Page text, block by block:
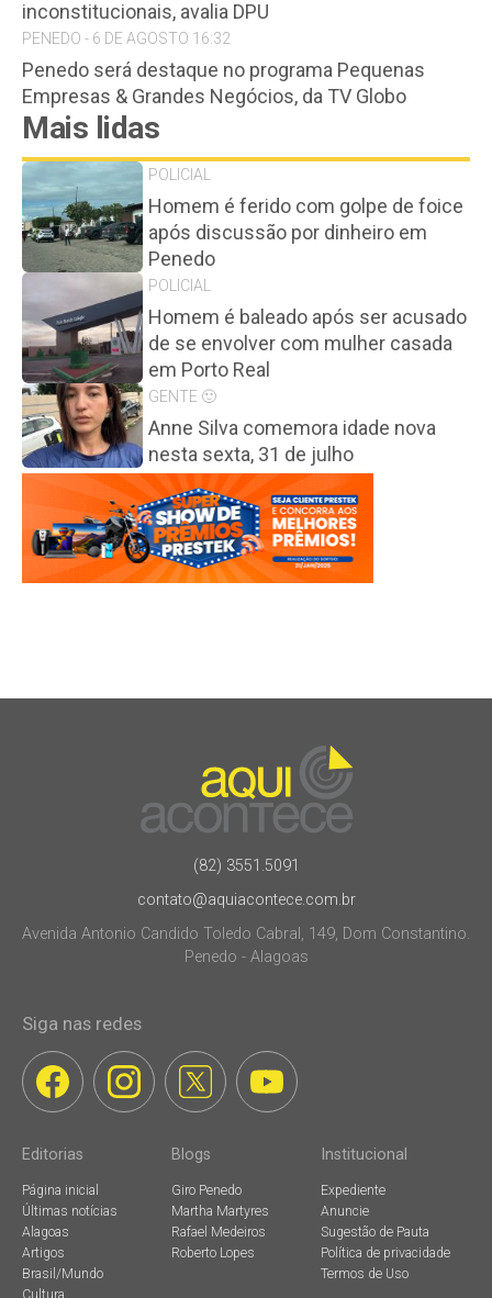
inconstitucionais, avalia DPU
PENEDO - 6 DE AGOSTO 16:32
Penedo será destaque no programa Pequenas
Empresas & Grandes Negócios, da TV Globo
Mais lidas
POLICIAL
Homem é ferido com golpe de foice
após discussão por dinheiro em
Penedo
POLICIAL
Homem é baleado após ser acusado
de se envolver com mulher casada
em Porto Real
GENTE 🙂
Anne Silva comemora idade nova
nesta sexta, 31 de julho
(82) 3551.5091
contato@aquiacontece.com.br
Avenida Antonio Candido Toledo Cabral, 149, Dom Constantino.
Penedo - Alagoas
Siga nas redes
Editorias
Página inicial
Últimas notícias
Alagoas
Artigos
Brasil/Mundo
Cultura
Blogs
Giro Penedo
Martha Martyres
Rafael Medeiros
Roberto Lopes
Institucional
Expediente
Anuncie
Sugestão de Pauta
Política de privacidade
Termos de Uso